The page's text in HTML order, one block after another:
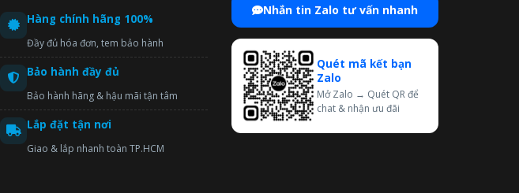
Hàng chính hãng 100%
Đầy đủ hóa đơn, tem bảo hành
Bảo hành đầy đủ
Bảo hành hãng & hậu mãi tận tâm
Lắp đặt tận nơi
Giao & lắp nhanh toàn TP.HCM
Nhắn tin Zalo tư vấn nhanh
Quét mã kết bạn
Zalo
Mở Zalo → Quét QR để
chat & nhận ưu đãi